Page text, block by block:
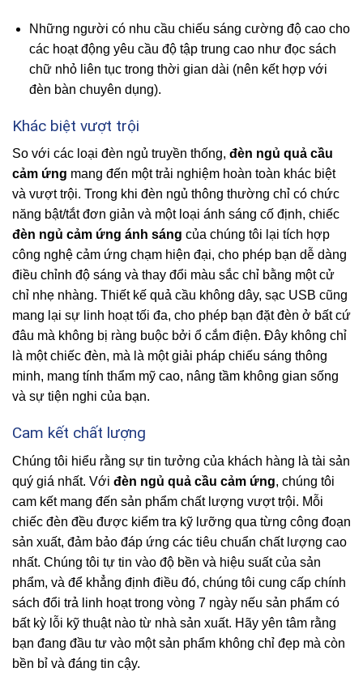
Những người có nhu cầu chiếu sáng cường độ cao cho
các hoạt động yêu cầu độ tập trung cao như đọc sách
chữ nhỏ liên tục trong thời gian dài (nên kết hợp với
đèn bàn chuyên dụng).
Khác biệt vượt trội
So với các loại đèn ngủ truyền thống, đèn ngủ quả cầu
cảm ứng mang đến một trải nghiệm hoàn toàn khác biệt
và vượt trội. Trong khi đèn ngủ thông thường chỉ có chức
năng bật/tắt đơn giản và một loại ánh sáng cố định, chiếc
đèn ngủ cảm ứng ánh sáng của chúng tôi lại tích hợp
công nghệ cảm ứng chạm hiện đại, cho phép bạn dễ dàng
điều chỉnh độ sáng và thay đổi màu sắc chỉ bằng một cử
chỉ nhẹ nhàng. Thiết kế quả cầu không dây, sạc USB cũng
mang lại sự linh hoạt tối đa, cho phép bạn đặt đèn ở bất cứ
đâu mà không bị ràng buộc bởi ổ cắm điện. Đây không chỉ
là một chiếc đèn, mà là một giải pháp chiếu sáng thông
minh, mang tính thẩm mỹ cao, nâng tầm không gian sống
và sự tiện nghi của bạn.
Cam kết chất lượng
Chúng tôi hiểu rằng sự tin tưởng của khách hàng là tài sản
quý giá nhất. Với đèn ngủ quả cầu cảm ứng, chúng tôi
cam kết mang đến sản phẩm chất lượng vượt trội. Mỗi
chiếc đèn đều được kiểm tra kỹ lưỡng qua từng công đoạn
sản xuất, đảm bảo đáp ứng các tiêu chuẩn chất lượng cao
nhất. Chúng tôi tự tin vào độ bền và hiệu suất của sản
phẩm, và để khẳng định điều đó, chúng tôi cung cấp chính
sách đổi trả linh hoạt trong vòng 7 ngày nếu sản phẩm có
bất kỳ lỗi kỹ thuật nào từ nhà sản xuất. Hãy yên tâm rằng
bạn đang đầu tư vào một sản phẩm không chỉ đẹp mà còn
bền bỉ và đáng tin cậy.